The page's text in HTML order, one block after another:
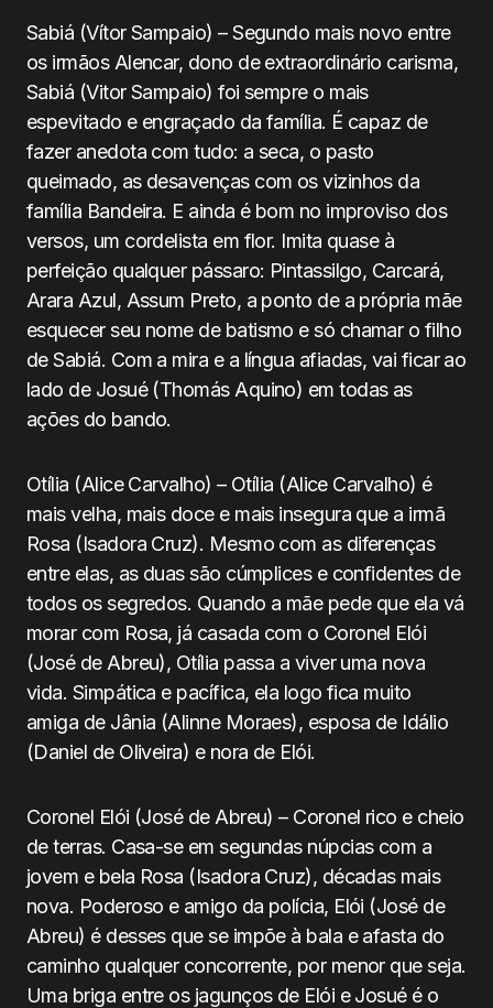
Sabiá (Vítor Sampaio) – Segundo mais novo entre
os irmãos Alencar, dono de extraordinário carisma,
Sabiá (Vitor Sampaio) foi sempre o mais
espevitado e engraçado da família. É capaz de
fazer anedota com tudo: a seca, o pasto
queimado, as desavenças com os vizinhos da
família Bandeira. E ainda é bom no improviso dos
versos, um cordelista em flor. Imita quase à
perfeição qualquer pássaro: Pintassilgo, Carcará,
Arara Azul, Assum Preto, a ponto de a própria mãe
esquecer seu nome de batismo e só chamar o filho
de Sabiá. Com a mira e a língua afiadas, vai ficar ao
lado de Josué (Thomás Aquino) em todas as
ações do bando.
Otília (Alice Carvalho) – Otília (Alice Carvalho) é
mais velha, mais doce e mais insegura que a irmã
Rosa (Isadora Cruz). Mesmo com as diferenças
entre elas, as duas são cúmplices e confidentes de
todos os segredos. Quando a mãe pede que ela vá
morar com Rosa, já casada com o Coronel Elói
(José de Abreu), Otília passa a viver uma nova
vida. Simpática e pacífica, ela logo fica muito
amiga de Jânia (Alinne Moraes), esposa de Idálio
(Daniel de Oliveira) e nora de Elói.
Coronel Elói (José de Abreu) – Coronel rico e cheio
de terras. Casa-se em segundas núpcias com a
jovem e bela Rosa (Isadora Cruz), décadas mais
nova. Poderoso e amigo da polícia, Elói (José de
Abreu) é desses que se impõe à bala e afasta do
caminho qualquer concorrente, por menor que seja.
Uma briga entre os jagunços de Elói e Josué é o